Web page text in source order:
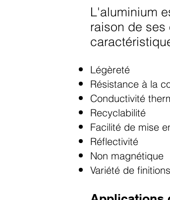
L'aluminium
raison de
Légèreté
Résistance à la
Conductivité
Recyclabilité
Facilité de mise
Réflectivité
Non magnétique
Variété de finitions